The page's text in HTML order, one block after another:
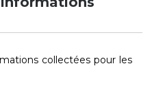
collectées pour les